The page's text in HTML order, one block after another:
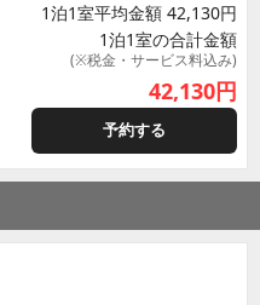
1泊1室平均金額 42,130円
1泊1室の合計金額
(※税金・サービス料込み)
42,130円
予約する